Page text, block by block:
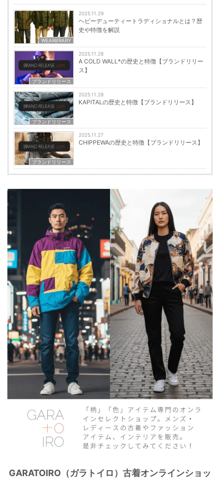
WEARBRARY
2025.11.29
ヘビーデューティートラディショナルとは？歴
史や特徴を解説
ブランドリリース
2025.11.28
A COLD WALL*の歴史と特徴【ブランドリリー
ス】
ブランドリリース
2025.11.28
KAPITALの歴史と特徴【ブランドリリース】
ブランドリリース
2025.11.27
CHIPPEWAの歴史と特徴【ブランドリリース】
GARATOIRO（ガラトイロ）古着オンラインショッ